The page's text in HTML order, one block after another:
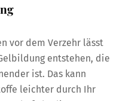
vor dem Verzehr lässt
entstehen, die
ist. Das kann
leichter durch Ihr